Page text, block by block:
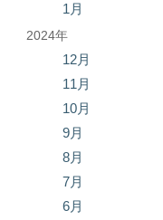
1月
2024年
12月
11月
10月
9月
8月
7月
6月